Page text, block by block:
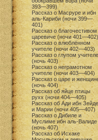
393—399)
Рассказ о Масруре и ибн
аль-Кариби (ночи 399—
401)
Рассказ о благочестивом
царевиче (ночи 401—402)
Рассказ о влюблённом
учителе (ночи 402—403)
Рассказ о глупом учителе
(ночь 403)
Рассказ о неграмотном
учителе (ночи 403—404)
Рассказ о царе и
(ночь 404)
Рассказ об яйце птицы
рухх (ночи 404—405)
Рассказ об Ади ибн Зейде
и Марии (ночи 405—407)
Рассказ о Дибиле и
Муслиме ибн аль-Валиде
(ночь 407)
Рассказ об Исхаке